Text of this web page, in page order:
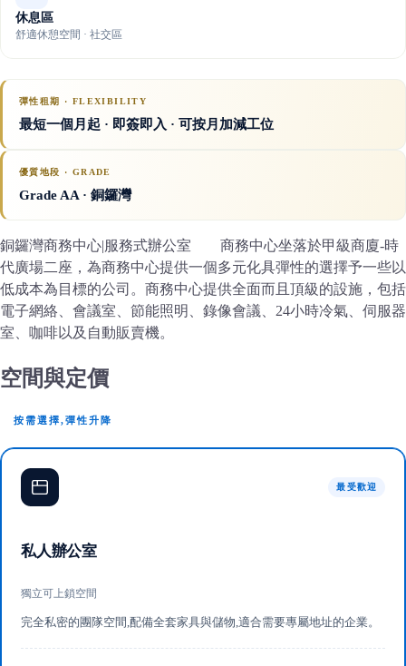
休息區
舒適休憩空間 · 社交區
彈性租期 · FLEXIBILITY
最短一個月起 · 即簽即入 · 可按月加減工位
優質地段 · GRADE
Grade AA· 銅鑼灣
銅鑼灣商務中心|服務式辦公室 商務中心坐落於甲級商廈-時
代廣場二座，為商務中心提供一個多元化具彈性的選擇予一些以
低成本為目標的公司。商務中心提供全面而且頂級的設施，包括
電子網絡、會議室、節能照明、錄像會議、24小時冷氣、伺服器
室、咖啡以及自動販賣機。
空間與定價
按需選擇,彈性升降
最受歡迎
私人辦公室
獨立可上鎖空間
完全私密的團隊空間,配備全套家具與儲物,適合需要專屬地址的企業。